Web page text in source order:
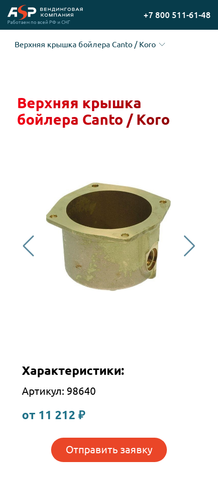
Перейти
на
Работаем по всей РФ и СНГ
+7 800 511-61-48
Верхняя крышка бойлера Canto / Koro
Верхняя крышка
бойлера Canto / Koro
Характеристики:
Артикул: 98640
от 11 212 ₽
Отправить заявку